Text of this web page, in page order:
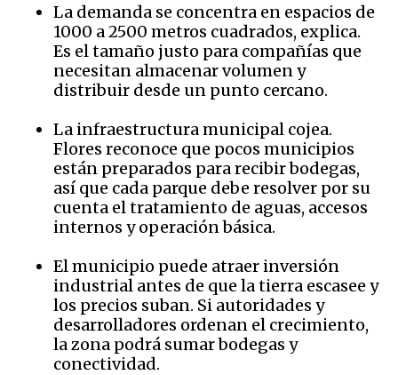
La demanda se concentra en espacios de
1000 a 2500 metros cuadrados, explica.
Es el tamaño justo para compañías que
necesitan almacenar volumen y
distribuir desde un punto cercano.
La infraestructura municipal cojea.
Flores reconoce que pocos municipios
están preparados para recibir bodegas,
así que cada parque debe resolver por su
cuenta el tratamiento de aguas, accesos
internos y operación básica.
El municipio puede atraer inversión
industrial antes de que la tierra escasee y
los precios suban. Si autoridades y
desarrolladores ordenan el crecimiento,
la zona podrá sumar bodegas y
conectividad.